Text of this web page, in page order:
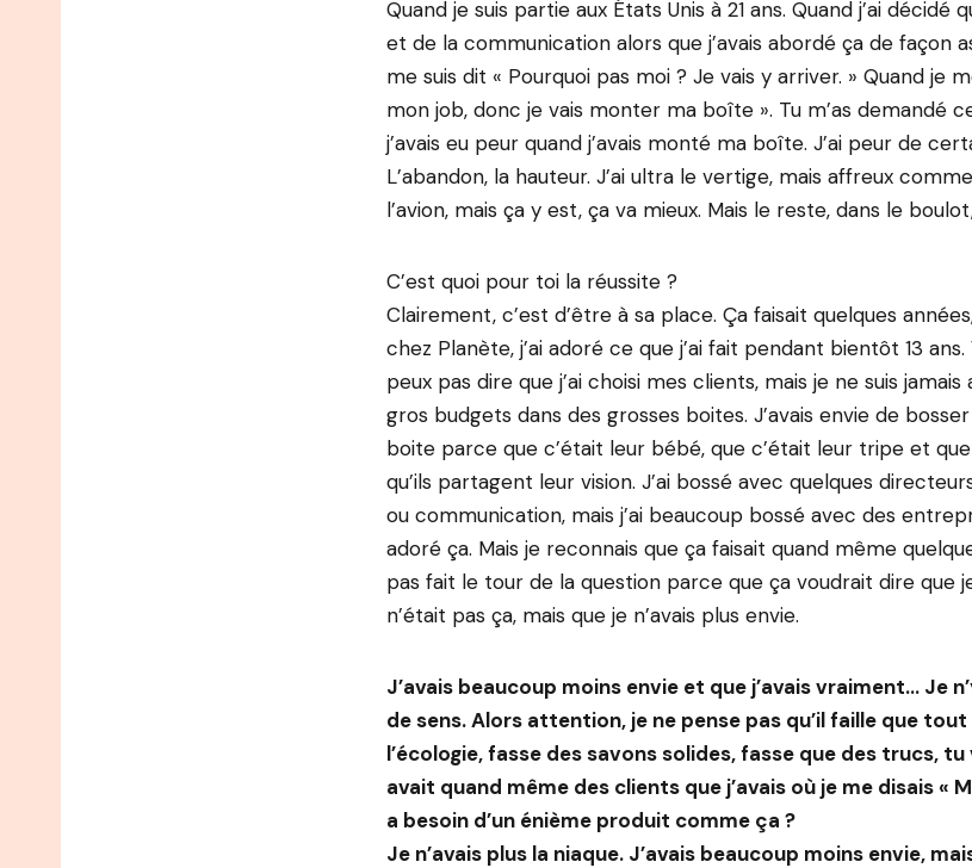
Quand je suis partie aux États Unis à 21 ans. Quand j’ai décidé
et de la communication alors que j’avais abordé ça de façon
me suis dit « Pourquoi pas moi ? Je vais y arriver. » Quand je
mon job, donc je vais monter ma boîte ». Tu m’as demandé
j’avais eu peur quand j’avais monté ma boîte. J’ai peur de
L’abandon, la hauteur. J’ai ultra le vertige, mais affreux
l’avion, mais ça y est, ça va mieux. Mais le reste, dans le
C’est quoi pour toi la réussite ?
Clairement, c’est d’être à sa place. Ça faisait quelques
chez Planète, j’ai adoré ce que j’ai fait pendant bientôt 13
peux pas dire que j’ai choisi mes clients, mais je ne suis
gros budgets dans des grosses boites. J’avais envie de
boite parce que c’était leur bébé, que c’était leur tripe et que
qu’ils partagent leur vision. J’ai bossé avec quelques
ou communication, mais j’ai beaucoup bossé avec des
adoré ça. Mais je reconnais que ça faisait quand même
pas fait le tour de la question parce que ça voudrait dire que
n’était pas ça, mais que je n’avais plus envie.
J’avais beaucoup moins envie et que j’avais vraiment… Je
de sens. Alors attention, je ne pense pas qu’il faille que
l’écologie, fasse des savons solides, fasse que des trucs,
avait quand même des clients que j’avais où je me disais «
a besoin d’un énième produit comme ça ?
Je n’avais plus la niaque. J’avais beaucoup moins envie,